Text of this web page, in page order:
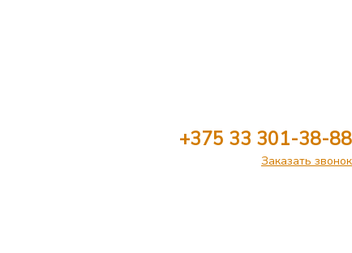
+375 33 301-38-88
Заказать звонок